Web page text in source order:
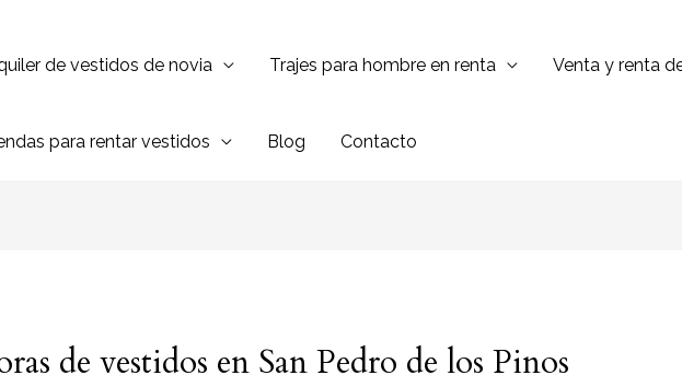
de vestidos de novia Trajes para hombre en renta Venta y renta
para rentar vestidos Blog Contacto
de vestidos en San Pedro de los Pinos